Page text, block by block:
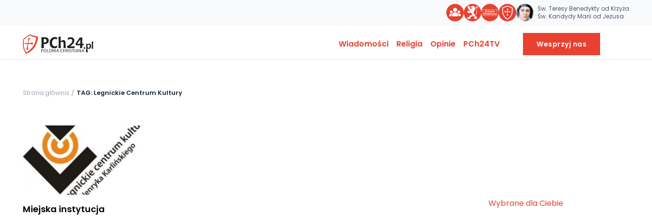
Św. Teresy Benedykty od Krzyża
Św. Kandydy Marii od Jezusa
Wiadomości Religia Opinie PCh24TV Wesprzyj nas
Strona główna TAG: Legnickie Centrum Kultury
Miejska instytucja
Wybrane dla Ciebie